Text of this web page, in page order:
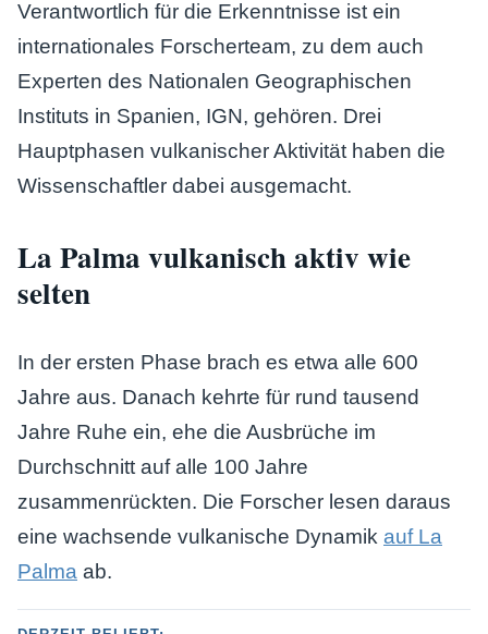
Verantwortlich für die Erkenntnisse ist ein
internationales Forscherteam, zu dem auch
Experten des Nationalen Geographischen
Instituts in Spanien, IGN, gehören. Drei
Hauptphasen vulkanischer Aktivität haben die
Wissenschaftler dabei ausgemacht.
La Palma vulkanisch aktiv wie
selten
In der ersten Phase brach es etwa alle 600
Jahre aus. Danach kehrte für rund tausend
Jahre Ruhe ein, ehe die Ausbrüche im
Durchschnitt auf alle 100 Jahre
zusammenrückten. Die Forscher lesen daraus
eine wachsende vulkanische Dynamik auf La
Palma ab.